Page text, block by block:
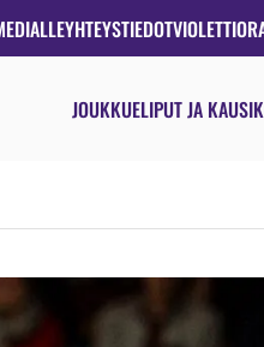
YHTEYSTIEDOT
JOUKKUELIPUT JA